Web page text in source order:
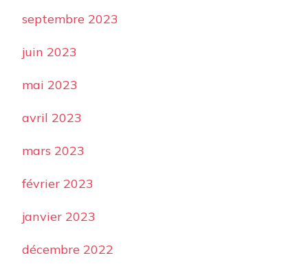
septembre 2023
juin 2023
mai 2023
avril 2023
mars 2023
février 2023
janvier 2023
décembre 2022